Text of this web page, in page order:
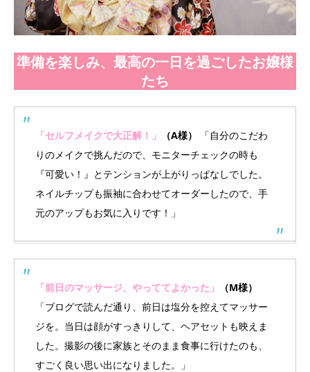
準備を楽しみ、最高の一日を過ごしたお嬢様
たち
「セルフメイクで大正解！」 （A様）
「自分のこだわ
りのメイクで挑んだので、モニターチェックの時も
『可愛い！』とテンションが上がりっぱなしでした。
ネイルチップも振袖に合わせてオーダーしたので、手
元のアップもお気に入りです！」
「前日のマッサージ、やっててよかった」
（M様）
「ブログで読んだ通り、前日は塩分を控えてマッサー
ジを。当日は顔がすっきりして、ヘアセットも映えま
した。撮影の後に家族とそのまま食事に行けたのも、
すごく良い思い出になりました。」